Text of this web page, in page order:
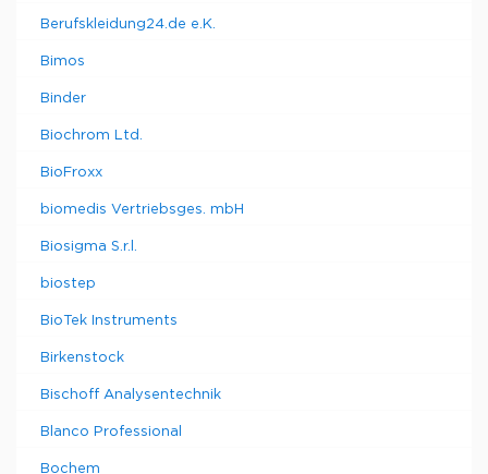
Berufskleidung24.de e.K.
Bimos
Binder
Biochrom Ltd.
BioFroxx
biomedis Vertriebsges. mbH
Biosigma S.r.l.
biostep
BioTek Instruments
Birkenstock
Bischoff Analysentechnik
Blanco Professional
Bochem